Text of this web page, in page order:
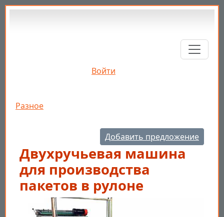
Перейти к основному содержанию
Войти
Строка навигации
Разное
Добавить предложение
Двухручьевая машина
для производства
пакетов в рулоне